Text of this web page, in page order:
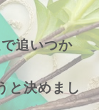
追いつか
と決めまし